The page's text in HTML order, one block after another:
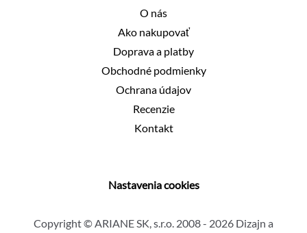
O nás
Ako nakupovať
Doprava a platby
Obchodné podmienky
Ochrana údajov
Recenzie
Kontakt
Nastavenia cookies
Copyright © ARIANE SK, s.r.o. 2008 - 2026 Dizajn a